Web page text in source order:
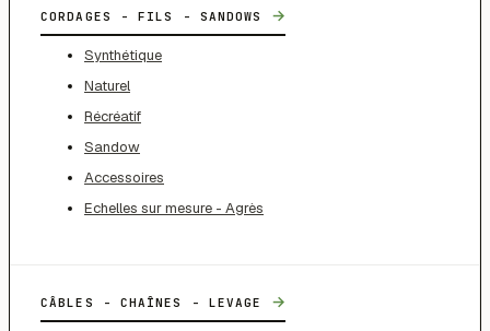
CORDAGES - FILS - SANDOWS →
Synthétique
Naturel
Récréatif
Sandow
Accessoires
Echelles sur mesure - Agrès
CÂBLES - CHAÎNES - LEVAGE →